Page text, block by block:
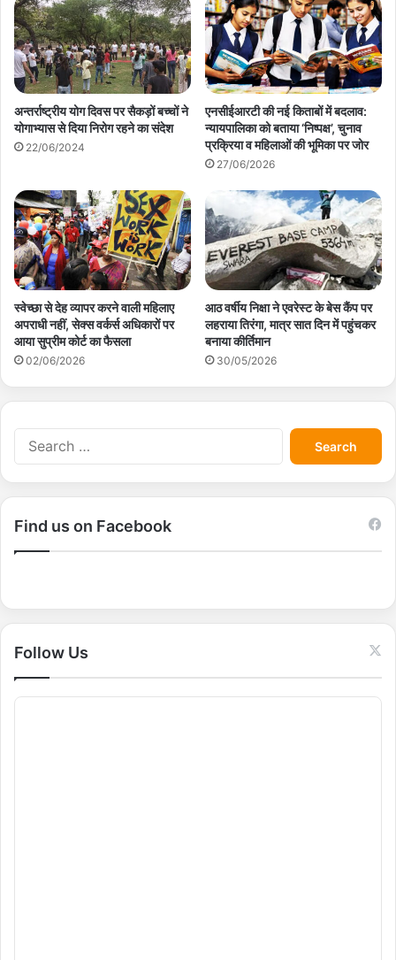
अन्तर्राष्ट्रीय योग दिवस पर सैकड़ों बच्चों ने
योगाभ्यास से दिया निरोग रहने का संदेश
22/06/2024
एनसीईआरटी की नई किताबों में बदलाव:
न्यायपालिका को बताया ‘निष्पक्ष’, चुनाव
प्रक्रिया व महिलाओं की भूमिका पर जोर
27/06/2026
स्वेच्छा से देह व्यापर करने वाली महिलाए
अपराधी नहीं, सेक्स वर्कर्स अधिकारों पर
आया सुप्रीम कोर्ट का फैसला
02/06/2026
आठ वर्षीय निक्षा ने एवरेस्ट के बेस कैंप पर
लहराया तिरंगा, मात्र सात दिन में पहुंचकर
बनाया कीर्तिमान
30/05/2026
S
e
a
r
r
:
Find us on Facebook
Follow Us